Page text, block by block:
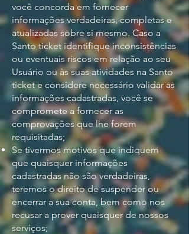
você concorda em fornecer
informações verdadeiras, completas e
atualizadas sobre si mesmo. Caso a
Santo ticket identifique inconsistências
ou eventuais riscos em relação ao seu
Usuário ou às suas atividades na Santo
ticket e considere necessário validar as
informações cadastradas, você se
compromete a fornecer as
comprovações que lhe forem
requisitadas;
Se tivermos motivos que indiquem
que quaisquer informações
cadastradas não são verdadeiras,
teremos o direito de suspender ou
encerrar a sua conta, bem como nos
recusar a prover quaisquer de nossos
serviços;